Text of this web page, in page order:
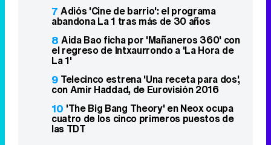
7 Adiós 'Cine de barrio': el programa
abandona La 1 tras más de 30 años
8 Aida Bao ficha por 'Mañaneros 360' con
el regreso de Intxaurrondo a 'La Hora de
La 1'
9 Telecinco estrena 'Una receta para dos',
con Amir Haddad, de Eurovisión 2016
10 'The Big Bang Theory' en Neox ocupa
cuatro de los cinco primeros puestos de
las TDT